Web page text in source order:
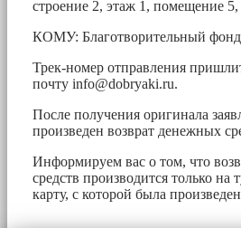
строение 2, этаж 1, помещение 5,
КОМУ: Благотворительный фонд
Трек-номер отправления
почту info@dobryaki.ru.
После получения оригинала
произведен возврат денежных
Информируем вас о том, что
средств производится только на
карту, с которой была